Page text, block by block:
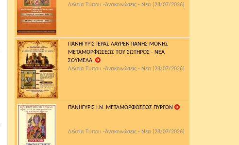
Δελτία Τύπου -Ἀνακοινώσεις - Νέα [28/07/2026]
ΠΑΝΗΓΥΡΙΣ ΙΕΡΑΣ ΛΑΥΡΕΝΤΙΑΝΗΣ ΜΟΝΗΣ
ΜΕΤΑΜΟΡΦΩΣΕΩΣ ΤΟΥ ΣΩΤΗΡΟΣ - ΝΕΑ
ΣΟΥΜΕΛΑ.
Δελτία Τύπου -Ἀνακοινώσεις - Νέα [28/07/2026]
ΠΑΝΗΓΥΡΙΣ Ι.Ν. ΜΕΤΑΜΟΡΦΩΣΕΩΣ ΠΥΡΓΩΝ
Δελτία Τύπου -Ἀνακοινώσεις - Νέα [28/07/2026]